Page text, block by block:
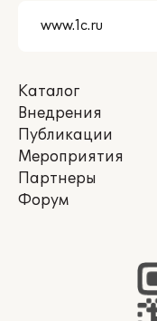
Каталог
Внедрения
Публикации
Мероприятия
Партнеры
Форум